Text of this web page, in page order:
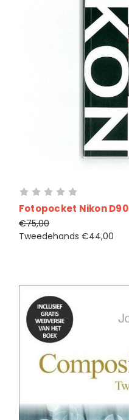
Fotopocket Nikon D90
€75,00
Tweedehands €44,00